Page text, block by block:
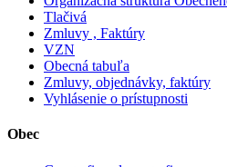
Tlačivá
Zmluvy , Faktúry
VZN
Obecná tabuľa
Zmluvy, objednávky, faktúry
Vyhlásenie o prístupnosti
Obec